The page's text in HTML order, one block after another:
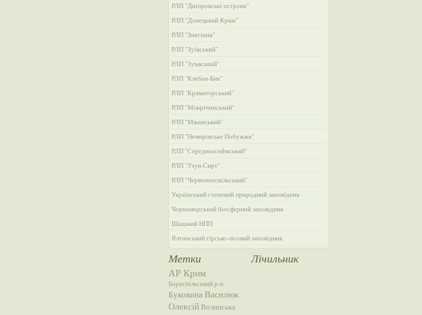
РЛП "Дніпровські острови"
РЛП "Донецький Кряж"
РЛП "Знесіння"
РЛП "Зуївський"
РЛП "Зуъвський"
РЛП "Клебан-Бик"
РЛП "Краматорський"
РЛП "Міжрічинський"
РЛП "Мжанський"
РЛП "Немирівське Побужжя"
РЛП "Середньосеймський"
РЛП "Узун-Сирт"
РЛП "Червонооскільський"
Український степовий природний заповідник
Чорноморський біосферний заповідник
Шацький НПП
Ялтинський гірсько-лісовий заповідник
Метки
АР Крим
Бориспільський р-н
Буковина Василюк
Олексій Волинська
Лічильник